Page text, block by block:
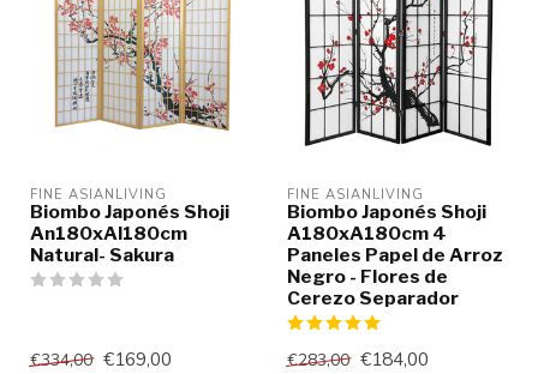
FINE ASIANLIVING
Biombo Japonés Shoji
An180xAl180cm
Natural- Sakura
€334,00 €169,00
FINE ASIANLIVING
Biombo Japonés Shoji
A180xA180cm 4
Paneles Papel de Arroz
Negro - Flores de
Cerezo Separador
€283,00 €184,00